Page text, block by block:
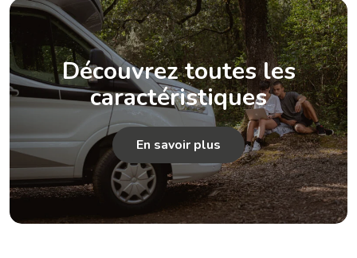
Découvrez toutes les
caractéristiques
En savoir plus